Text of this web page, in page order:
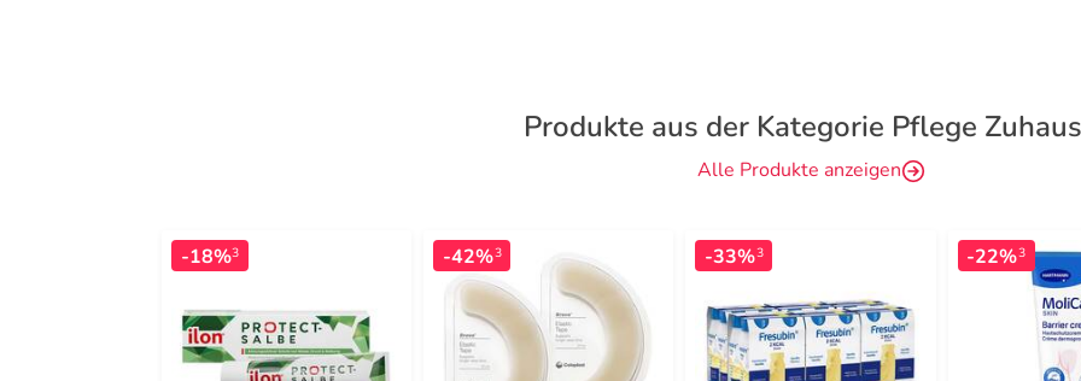
Produkte aus der Kategorie Pflege
Alle Produkte anzeigen
-18%3 -42%3 -33%3 -22%3